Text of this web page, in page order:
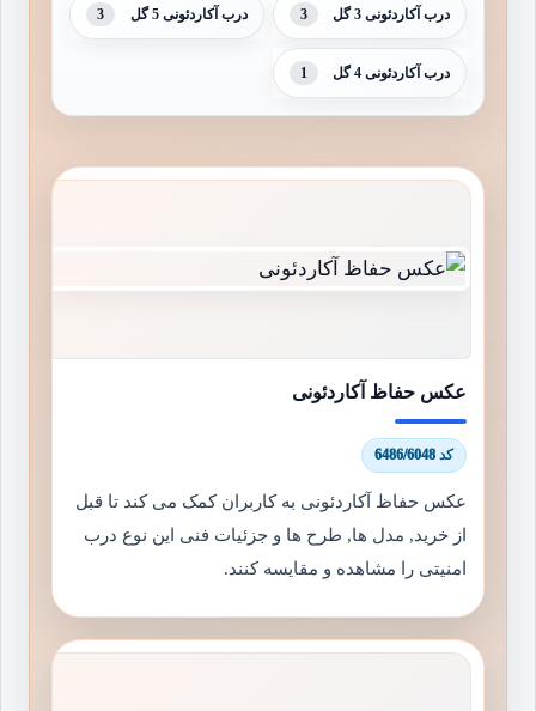
درب آکاردئونی 3 گل 3 درب آکاردئونی 5 گل 3
درب آکاردئونی 4 گل 1
عکس حفاظ آکاردئونی
کد 6486/6048
عکس حفاظ آکاردئونی به کاربران کمک می کند تا قبل
از خرید, مدل ها, طرح ها و جزئیات فنی این نوع درب
امنیتی را مشاهده و مقایسه کنند.